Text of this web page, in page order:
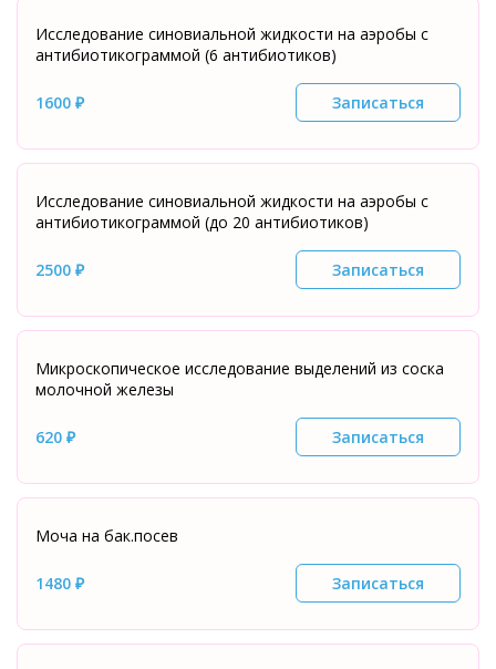
Исследование синовиальной жидкости на аэробы с
антибиотикограммой (6 антибиотиков)
1600 ₽ Записаться
Исследование синовиальной жидкости на аэробы с
антибиотикограммой (до 20 антибиотиков)
2500 ₽ Записаться
Микроскопическое исследование выделений из соска
молочной железы
620 ₽ Записаться
Моча на бак.посев
1480 ₽ Записаться